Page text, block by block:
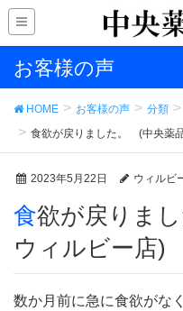
お客様の声
HOME お客様の声 分類
食欲が戻りました。 (中央薬
2023年5月22日 ウィルビ
食欲が戻りました。 (中央薬品
ウィルビー店)
数か月前に急に食欲がな